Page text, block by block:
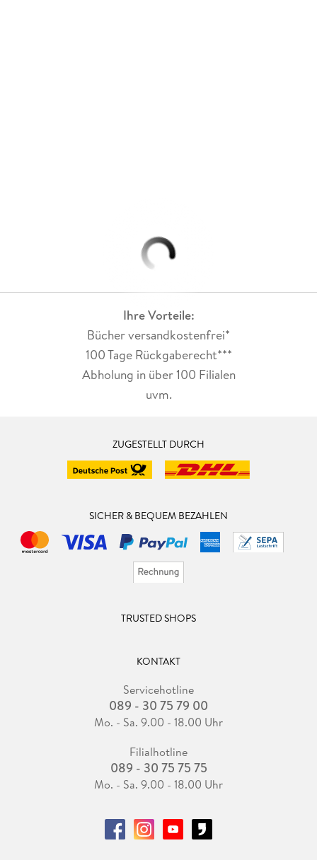
Ihre Vorteile:
Bücher versandkostenfrei*
100 Tage Rückgaberecht***
Abholung in über 100 Filialen
uvm.
ZUGESTELLT DURCH
SICHER & BEQUEM BEZAHLEN
TRUSTED SHOPS
KONTAKT
Servicehotline
089 - 30 75 79 00
Mo. - Sa. 9.00 - 18.00 Uhr
Filialhotline
089 - 30 75 75 75
Mo. - Sa. 9.00 - 18.00 Uhr